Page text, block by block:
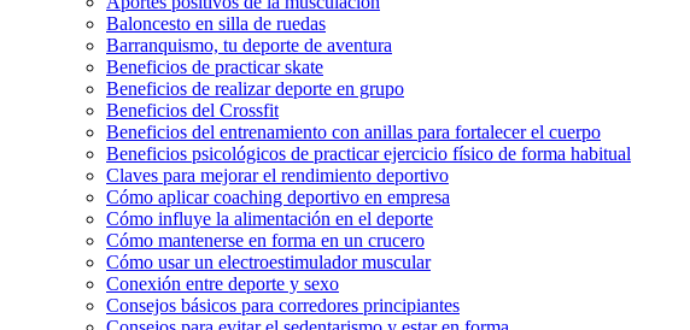
Baloncesto en silla de ruedas
Barranquismo, tu deporte de aventura
Beneficios de practicar skate
Beneficios de realizar deporte en grupo
Beneficios del Crossfit
Beneficios del entrenamiento con anillas para fortalecer el cuerpo
Beneficios psicológicos de practicar ejercicio físico de forma habitual
Claves para mejorar el rendimiento deportivo
Cómo aplicar coaching deportivo en empresa
Cómo influye la alimentación en el deporte
Cómo mantenerse en forma en un crucero
Cómo usar un electroestimulador muscular
Conexión entre deporte y sexo
Consejos básicos para corredores principiantes